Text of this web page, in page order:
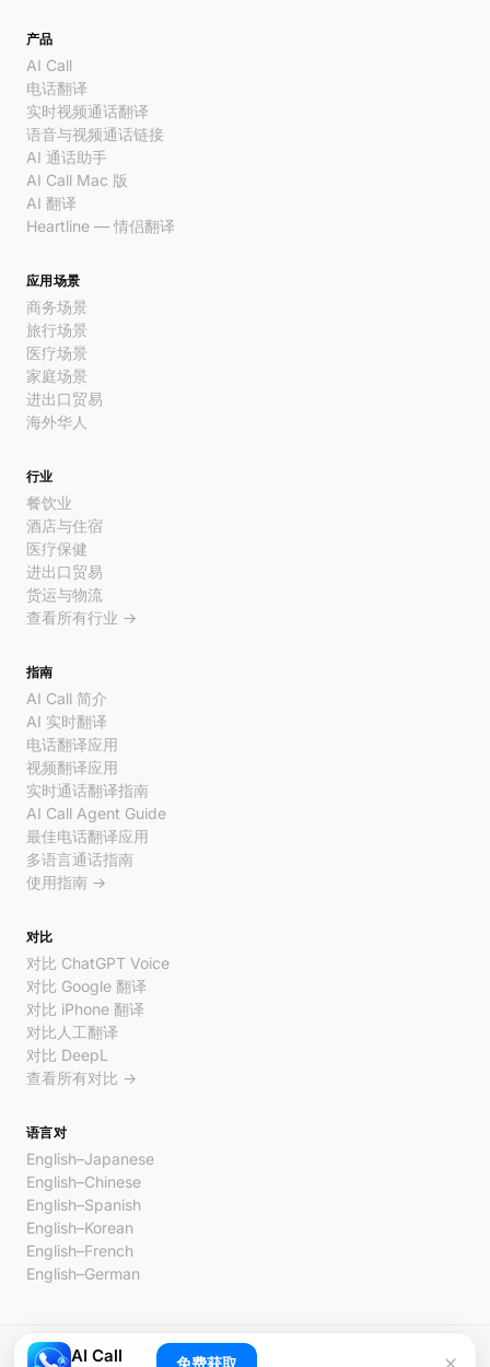
产品
AI Call
电话翻译
实时视频通话翻译
语音与视频通话链接
AI 通话助手
AI Call Mac 版
AI 翻译
Heartline — 情侣翻译
应用场景
商务场景
旅行场景
医疗场景
家庭场景
进出口贸易
海外华人
行业
餐饮业
酒店与住宿
医疗保健
进出口贸易
货运与物流
查看所有行业 →
指南
AI Call 简介
AI 实时翻译
电话翻译应用
视频翻译应用
实时通话翻译指南
AI Call Agent Guide
最佳电话翻译应用
多语言通话指南
使用指南 →
对比
对比 ChatGPT Voice
对比 Google 翻译
对比 iPhone 翻译
对比人工翻译
对比 DeepL
查看所有对比 →
语言对
English–Japanese
English–Chinese
English–Spanish
English–Korean
English–French
English–German
© 2026 AI Call。保留所有权利。
AI Call 免费获取